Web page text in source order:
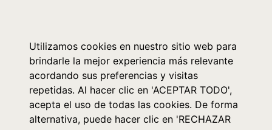
Utilizamos cookies en nuestro sitio web para
brindarle la mejor experiencia más relevante
acordando sus preferencias y visitas
repetidas. Al hacer clic en 'ACEPTAR TODO',
acepta el uso de todas las cookies. De forma
alternativa, puede hacer clic en 'RECHAZAR